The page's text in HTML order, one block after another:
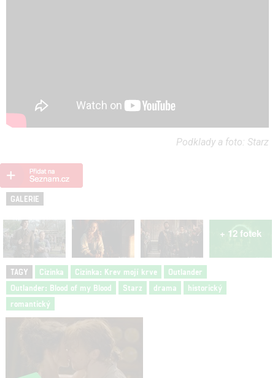
Podklady a foto: Starz
GALERIE
+ 12 fotek
TAGY Cizinka Cizinka: Krev mojí krve
Outlander
Outlander: Blood of my Blood
Starz drama
historický
romantický